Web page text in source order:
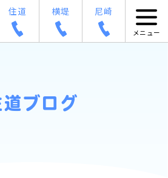
住道 横堤 尼崎
道ブログ